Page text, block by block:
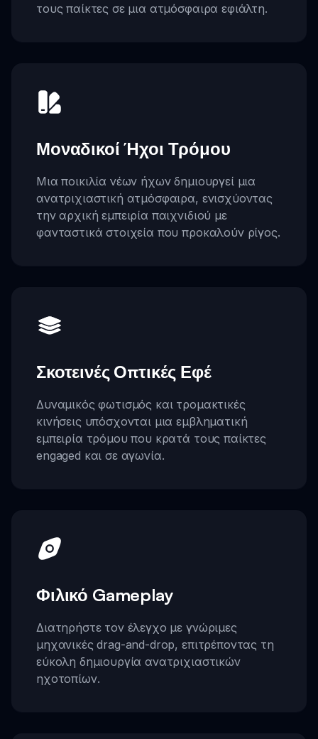
τους παίκτες σε μια ατμόσφαιρα εφιάλτη.
Μοναδικοί Ήχοι Τρόμου
Μια ποικιλία νέων ήχων δημιουργεί μια
ανατριχιαστική ατμόσφαιρα, ενισχύοντας
την αρχική εμπειρία παιχνιδιού με
φανταστικά στοιχεία που προκαλούν ρίγος.
Σκοτεινές Οπτικές Εφέ
Δυναμικός φωτισμός και τρομακτικές
κινήσεις υπόσχονται μια εμβληματική
εμπειρία τρόμου που κρατά τους παίκτες
engaged και σε αγωνία.
Φιλικό Gameplay
Διατηρήστε τον έλεγχο με γνώριμες
μηχανικές drag-and-drop, επιτρέποντας τη
εύκολη δημιουργία ανατριχιαστικών
ηχοτοπίων.